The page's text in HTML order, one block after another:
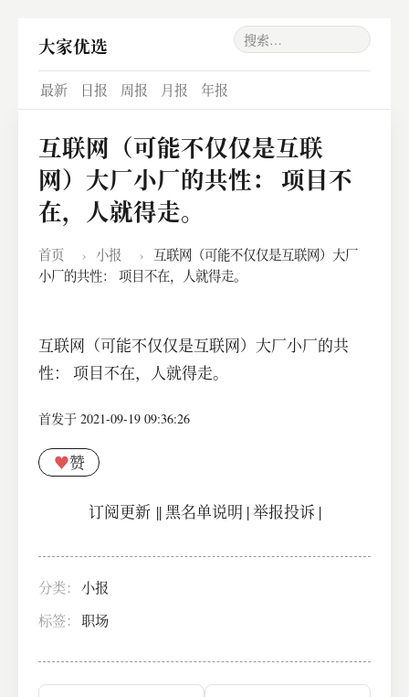
大家优选
最新 日报 周报 月报 年报
互联网（可能不仅仅是互联
网）大厂小厂的共性： 项目不
在，人就得走。
首页 › 小报 ›
互联网（可能不仅仅是互联网）大厂
小厂的共性： 项目不在，人就得走。
互联网（可能不仅仅是互联网）大厂小厂的共
性： 项目不在，人就得走。
首发于 2021-09-19 09:36:26
♥赞
订阅更新||黑名单说明 |举报投诉 |
分类： 小报
标签： 职场